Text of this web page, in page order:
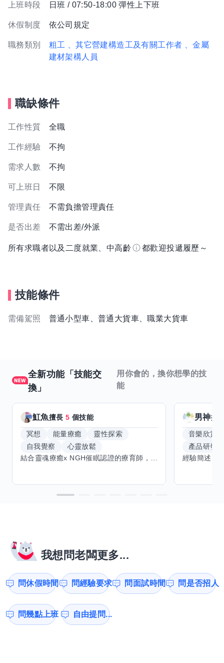
上班時段 日班 / 07:50-18:00 彈性上下班
休假制度 依公司規定
職務類別 粗工 、其它營建構造工及有關工作者
、金屬
建材架構人員
職缺條件
工作性質 全職
工作經驗 不拘
需求人數 不拘
可上班日 不限
管理責任 不需負擔管理責任
是否出差 不需出差/外派
所有求職者以及二度就業、中高齡 都歡迎投遞履歷～
技能條件
需備駕照 普通小型車、普通大貨車、職業大貨車
全新功能「技能交
換」
用你會的，換你想學的技
能
魟魚擅長5 個技能
冥想 能量療癒
靈性探索
自我覺察
心靈放鬆
男神擅
音樂欣賞
產品研發
我想問老闆更多...
問休假時間 問經驗要求 問面試時間 問是否招人
問幾點上班 自由提問...